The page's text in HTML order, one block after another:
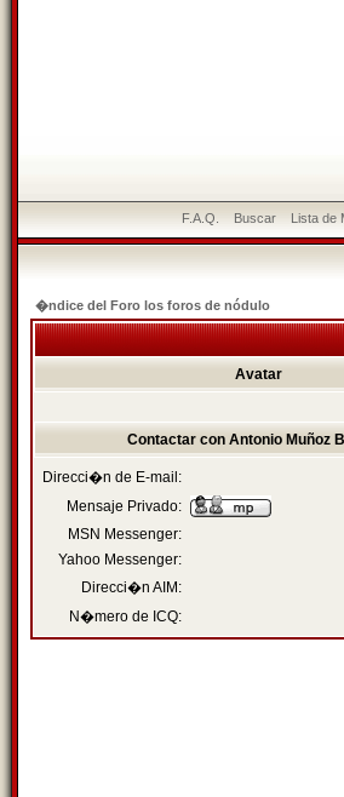
F.A.Q. Buscar Lista de
�ndice del Foro los foros de nódulo
Avatar
Contactar con Antonio Muñoz
Direcci�n de E-mail:
Mensaje Privado:
MSN Messenger:
Yahoo Messenger:
Direcci�n AIM:
N�mero de ICQ: